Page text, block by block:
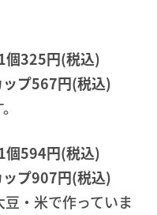
個325円(税込)
プ567円(税込)
個594円(税込)
プ907円(税込)
・米で作っていま